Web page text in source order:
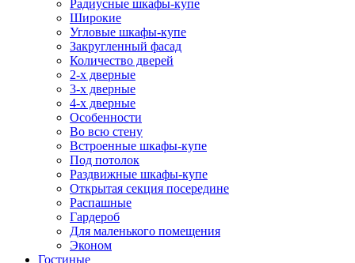
Радиусные шкафы-купе
Широкие
Угловые шкафы-купе
Закругленный фасад
Количество дверей
2-х дверные
3-х дверные
4-х дверные
Особенности
Во всю стену
Встроенные шкафы-купе
Под потолок
Раздвижные шкафы-купе
Открытая секция посередине
Распашные
Гардероб
Для маленького помещения
Эконом
Гостиные